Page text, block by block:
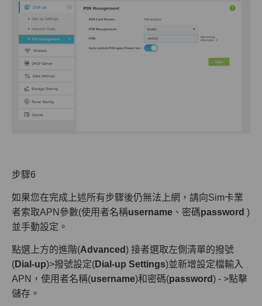
步驟6
如果您在完成上述所有步驟後仍無法上網，請向Sim卡業
者索取APN參數(使用者名稱username 、密碼password )
並手動設定。
點選上方的進階(Advanced) 接者選取左側清單的撥號
(Dial-up)>撥號設定(Dial-up Settings)並新增設定檔輸入
APN，使用者名稱(username)和密碼(password) - >點擊
儲存。